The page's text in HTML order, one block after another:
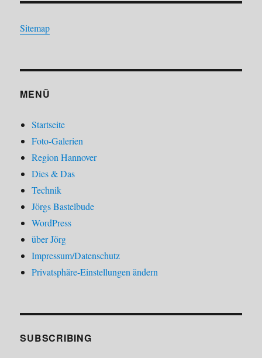
Sitemap
MENÜ
Startseite
Foto-Galerien
Region Hannover
Dies & Das
Technik
Jörgs Bastelbude
WordPress
über Jörg
Impressum/Datenschutz
Privatsphäre-Einstellungen ändern
SUBSCRIBING